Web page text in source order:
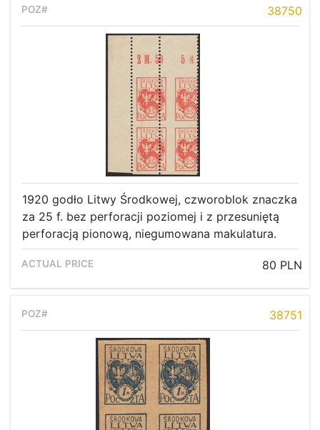
38750
1920 godło Litwy Środkowej, czworoblok znaczka
za 25 f. bez perforacji poziomej i z przesuniętą
perforacją pionową, niegumowana makulatura.
80 PLN
38751